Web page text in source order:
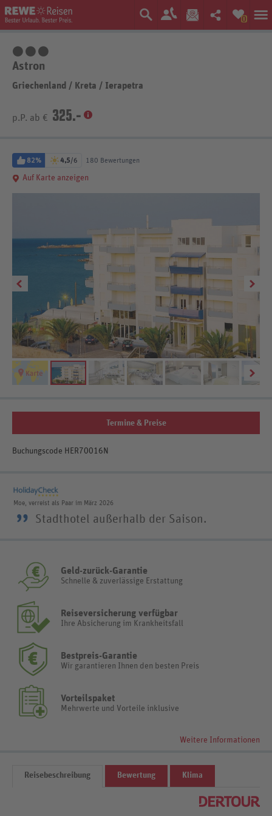
0
Astron
Griechenland / Kreta / Ierapetra
p.P. ab € 325.-
82% 4,5/6 180 Bewertungen
Auf Karte anzeigen
Termine & Preise
Buchungscode HER70016N
Moe, verreist als Paar im März 2026
” Stadthotel außerhalb der Saison.
Geld-zurück-Garantie
Schnelle & zuverlässige Erstattung
Reiseversicherung verfügbar
Ihre Absicherung im Krankheitsfall
Bestpreis-Garantie
Wir garantieren Ihnen den besten Preis
Vorteilspaket
Mehrwerte und Vorteile inklusive
Weitere Informationen
Reisebeschreibung Bewertung Klima